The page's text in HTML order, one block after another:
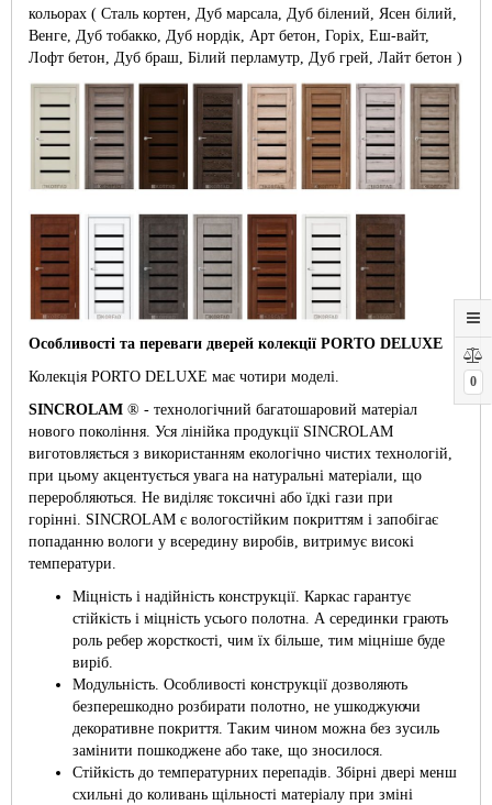
0
кольорах ( Сталь кортен, Дуб марсала, Дуб білений, Ясен білий,
Венге, Дуб тобакко, Дуб нордік, Арт бетон, Горіх, Еш-вайт,
Лофт бетон, Дуб браш, Білий перламутр, Дуб грей, Лайт бетон )
Особливості та переваги дверей колекції PORTO DELUXE
Колекція PORTO DELUXE має чотири моделі.
SINCROLAM ® - технологічний багатошаровий матеріал
нового покоління. Уся лінійка продукції SINCROLAM
виготовляється з використанням екологічно чистих технологій,
при цьому акцентується увага на натуральні матеріали, що
переробляються. Не виділяє токсичні або їдкі гази при
горінні. SINCROLAM є вологостійким покриттям і запобігає
попаданню вологи у всередину виробів, витримує високі
температури.
Міцність і надійність конструкції. Каркас гарантує
стійкість і міцність усього полотна. А серединки грають
роль ребер жорсткості, чим їх більше, тим міцніше буде
виріб.
Модульність. Особливості конструкції дозволяють
безперешкодно розбирати полотно, не ушкоджуючи
декоративне покриття. Таким чином можна без зусиль
замінити пошкоджене або таке, що зносилося.
Стійкість до температурних перепадів. Збірні двері менш
схильні до коливань щільності матеріалу при зміні